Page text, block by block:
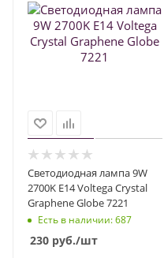
Светодиодная лампа 9W
2700K E14 Voltega Crystal
Graphene Globe 7221
Есть в наличии: 687
230 руб./шт